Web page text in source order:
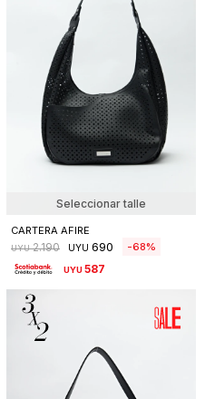
Seleccionar talle
CARTERA AFIRE
UYU 2.190 UYU 690 68
UYU587